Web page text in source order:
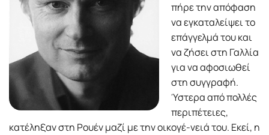
πήρε την απόφαση
να εγκαταλείψει το
επάγγελµά του και
να ζήσει στη Γαλλία
για να αφοσιωθεί
στη συγγραφή.
Ύστερα από πολλές
περιπέτειες,
κατέληξαν στη Ρουέν µαζί µε την οικογέ-νειά του. Εκεί, η